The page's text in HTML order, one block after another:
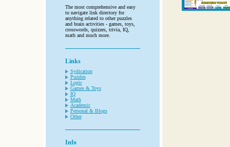
The most comprehensive and easy
to navigate link directory for
anything related to other puzzles
and brain activities - games, toys,
crosswords, quizzes, trivia, IQ,
math and much more.
Links
Sydication
Puzzles
Logic
Games & Toys
IQ
Math
Academic
Personal & Blogs
Other
Info